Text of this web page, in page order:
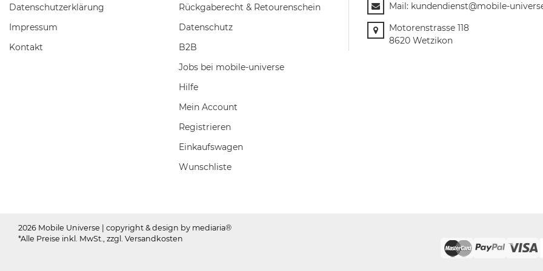
Daten­schutz­erklärung
Impressum
Kontakt
Rückgaberecht & Retourenschein
Datenschutz
B2B
Jobs bei mobile-universe
Hilfe
Mein Account
Registrieren
Einkaufswagen
Wunschliste
Mail: kundendienst@mobile-
Motorenstrasse 118
8620 Wetzikon
2026 Mobile Universe
| copyright & design by mediaria®
*Alle Preise inkl. MwSt., zzgl. Versandkosten